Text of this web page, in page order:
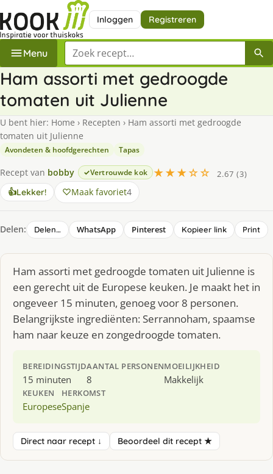
Inloggen Registreren
Menu Zoek een recept
Ham assorti met gedroogde
tomaten uit Julienne
U bent hier: Home › Recepten › Ham assorti met gedroogde
tomaten uit Julienne
Avondeten & hoofdgerechten Tapas
Recept van bobby Vertrouwde kok ★★★☆☆
2.67 (3)
👍Lekker! Maak favoriet4
Delen: Delen… WhatsApp Pinterest Kopieer link Print
Ham assorti met gedroogde tomaten uit Julienne is
een gerecht uit de Europese keuken. Je maakt het in
ongeveer 15 minuten, genoeg voor 8 personen.
Belangrijkste ingrediënten: Serrannoham, spaamse
ham naar keuze en zongedroogde tomaten.
BEREIDINGSTIJD
15 minuten
AANTAL PERSONEN
8
MOEILIJKHEID
Makkelijk
KEUKEN
Europese
HERKOMST
Spanje
Direct naar recept ↓ Beoordeel dit recept ★